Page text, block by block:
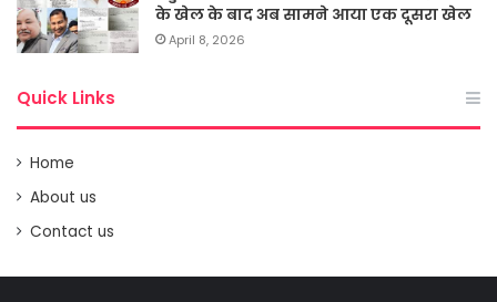
के खेल के बाद अब सामने आया एक दूसरा खेल
April 8, 2026
Quick Links
Home
About us
Contact us